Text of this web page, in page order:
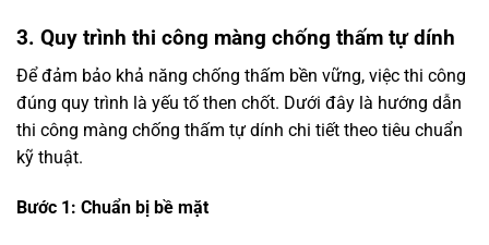
3. Quy trình thi công màng chống thấm tự dính
Để đảm bảo khả năng chống thấm bền vững, việc thi công
đúng quy trình là yếu tố then chốt. Dưới đây là hướng dẫn
thi công màng chống thấm tự dính chi tiết theo tiêu chuẩn
kỹ thuật.
Bước 1: Chuẩn bị bề mặt